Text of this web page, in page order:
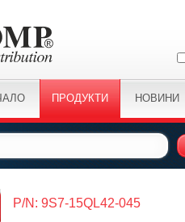
ПРОДУКТИ НОВИНИ
P/N: 9S7-15QL42-045